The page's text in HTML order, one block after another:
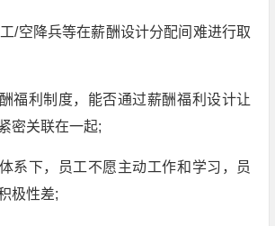
/空降兵等在薪酬设计分配间难进行取
福利制度，能否通过薪酬福利设计让
密关联在一起;
系下，员工不愿主动工作和学习，员
极性差;